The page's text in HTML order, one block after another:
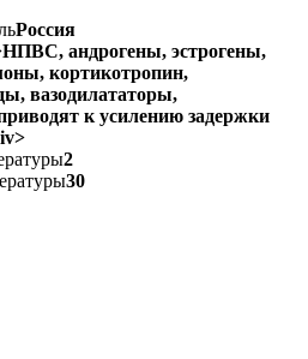
Россия
андрогены, эстрогены,
кортикотропин,
вазодилататоры,
к усилению задержки
2
30